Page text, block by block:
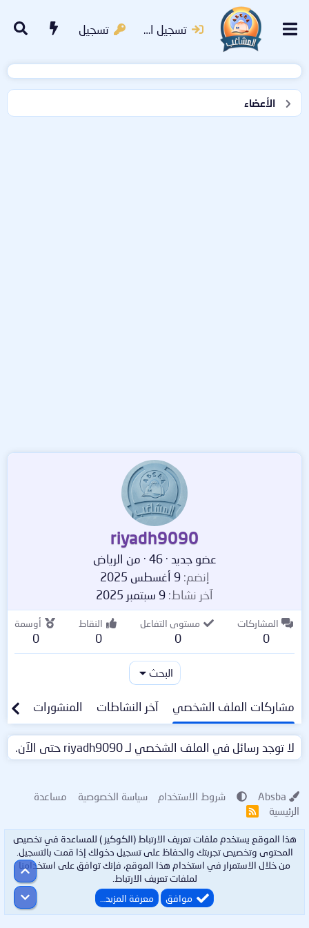
تسجيل الدخول تسجيل
الأعضاء
riyadh9090
عضو جديد ·
46
· من الرياض
إنضم 9 أغسطس 2025
آخر نشاط 9 سبتمبر 2025
المشاركات
0
مستوى التفاعل
0
النقاط
0
أوسمة
0
البحث
مشاركات الملف الشخصي آخر النشاطات المنشورات
لا توجد رسائل في الملف الشخصي لـ riyadh9090 حتى الآن.
شروط الاستخدام سياسة الخصوصية
مساعدة
الرئيسية
R
هذا الموقع يستخدم ملفات تعريف الارتباط (الكوكيز ) للمساعدة في تخصيص
المحتوى وتخصيص تجربتك والحفاظ على تسجيل دخولك إذا قمت بالتسجيل.
من خلال الاستمرار في استخدام هذا الموقع، فإنك توافق على استخدامنا
لملفات تعريف الارتباط.
موافق
معرفة المزيد…
أعلى